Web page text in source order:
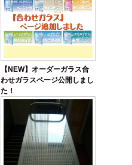
【NEW】オーダーガラス合
わせガラスページ公開しまし
た！